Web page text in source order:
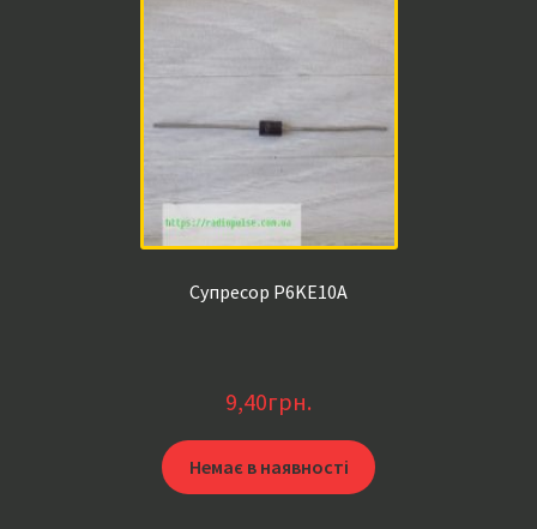
Супресор P6KE10A
9,40грн.
Немає в наявності